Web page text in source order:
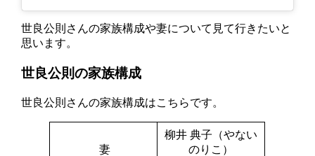
世良公則さんの家族構成や妻について見て行きたいと
思います。
世良公則の家族構成
世良公則さんの家族構成はこちらです。
妻
柳井 典子（やない
のりこ）